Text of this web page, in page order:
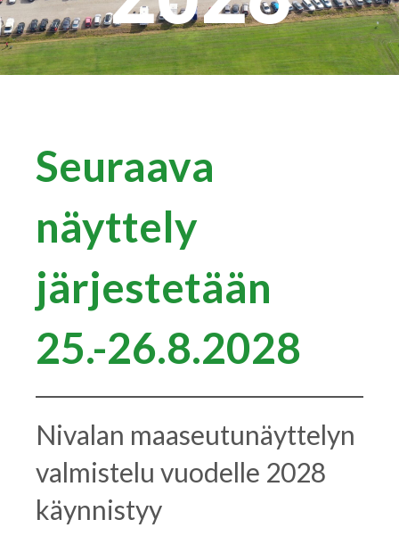
Seuraava
näyttely
järjestetään
25.-26.8.2028
Nivalan maaseutunäyttelyn
valmistelu vuodelle 2028
käynnistyy